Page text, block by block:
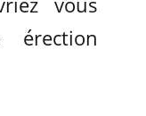
érection